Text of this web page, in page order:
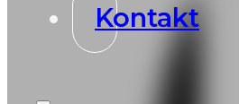
Kontakt